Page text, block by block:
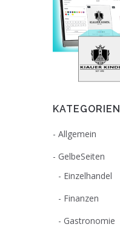
KATEGORIEN
Allgemein
GelbeSeiten
Einzelhandel
Finanzen
Gastronomie